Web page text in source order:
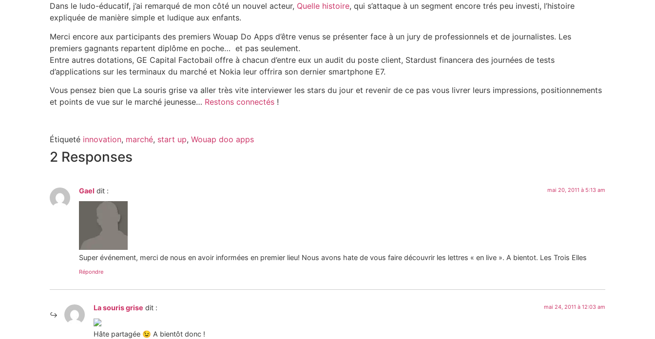
Dans le ludo-éducatif, j’ai remarqué de mon côté un nouvel acteur, Quelle histoire, qui s’attaque à un segment encore trés peu investi, l’histoire
expliquée de manière simple et ludique aux enfants.
Merci encore aux participants des premiers Wouap Do Apps d’être venus se présenter face à un jury de professionnels et de journalistes. Les
premiers gagnants repartent diplôme en poche… et pas seulement.
Entre autres dotations, GE Capital Factobail offre à chacun d’entre eux un audit du poste client, Stardust financera des journées de tests
d’applications sur les terminaux du marché et Nokia leur offrira son dernier smartphone E7.
Vous pensez bien que La souris grise va aller très vite interviewer les stars du jour et revenir de ce pas vous livrer leurs impressions, positionnements
et points de vue sur le marché jeunesse… Restons connectés !
Étiqueté innovation, marché, start up, Wouap doo apps
2 Responses
Gael dit : mai 20, 2011 à 5:13 am
Super événement, merci de nous en avoir informées en premier lieu! Nous avons hate de vous faire découvrir les lettres « en live ». A bientot. Les Trois Elles
Répondre
La souris grise dit : mai 24, 2011 à 12:03 am
Hâte partagée 😉 A bientôt donc !